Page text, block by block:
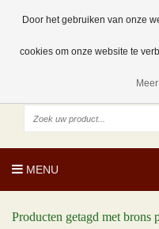
NL
EUR
MENU
Producten getagd met brons
Door het gebruiken van onze
cookies om onze website te